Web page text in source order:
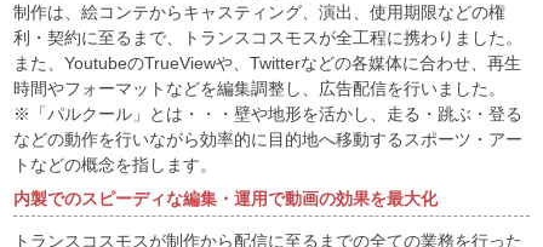
制作は、絵コンテからキャスティング、演出、使用期限などの権
利・契約に至るまで、トランスコスモスが全工程に携わりました。
また、YoutubeのTrueViewや、Twitterなどの各媒体に合わせ、再生
時間やフォーマットなどを編集調整し、広告配信を行いました。
※「パルクール」とは・・・壁や地形を活かし、走る・跳ぶ・登る
などの動作を行いながら効率的に目的地へ移動するスポーツ・アー
トなどの概念を指します。
内製でのスピーディな編集・運用で動画の効果を最大化
トランスコスモスが制作から配信に至るまでの全ての業務を行った